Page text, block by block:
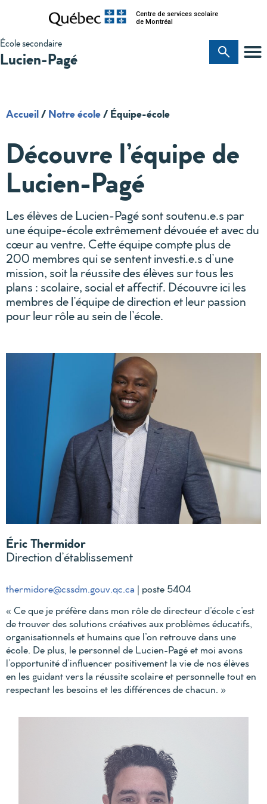
Centre de services scolaire
de Montréal
École secondaire
Lucien-Pagé
Accueil/Notre école/Équipe-école
Découvre l’équipe de
Lucien-Pagé
Les élèves de Lucien-Pagé sont soutenu.e.s par
une équipe-école extrêmement dévouée et avec du
cœur au ventre. Cette équipe compte plus de
200 membres qui se sentent investi.e.s d’une
mission, soit la réussite des élèves sur tous les
plans : scolaire, social et affectif. Découvre ici les
membres de l’équipe de direction et leur passion
pour leur rôle au sein de l’école.
Éric Thermidor
Direction d’établissement
thermidore@cssdm.gouv.qc.ca | poste 5404
« Ce que je préfère dans mon rôle de directeur d’école c’est
de trouver des solutions créatives aux problèmes éducatifs,
organisationnels et humains que l’on retrouve dans une
école. De plus, le personnel de Lucien-Pagé et moi avons
l’opportunité d’influencer positivement la vie de nos élèves
en les guidant vers la réussite scolaire et personnelle tout en
respectant les besoins et les différences de chacun. »